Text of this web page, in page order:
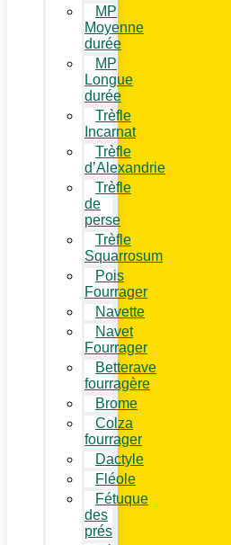
MP
Moyenne
durée
MP
Longue
durée
Trèfle
Incarnat
Trèfle
d’Alexandrie
Trèfle
de
perse
Trèfle
Squarrosum
Pois
Fourrager
Navette
Navet
Fourrager
Betterave
fourragère
Brome
Colza
fourrager
Dactyle
Fléole
Fétuque
des
prés